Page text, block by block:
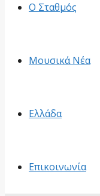
Ο Σταθμός
Μουσικά Νέα
Ελλάδα
Επικοινωνία